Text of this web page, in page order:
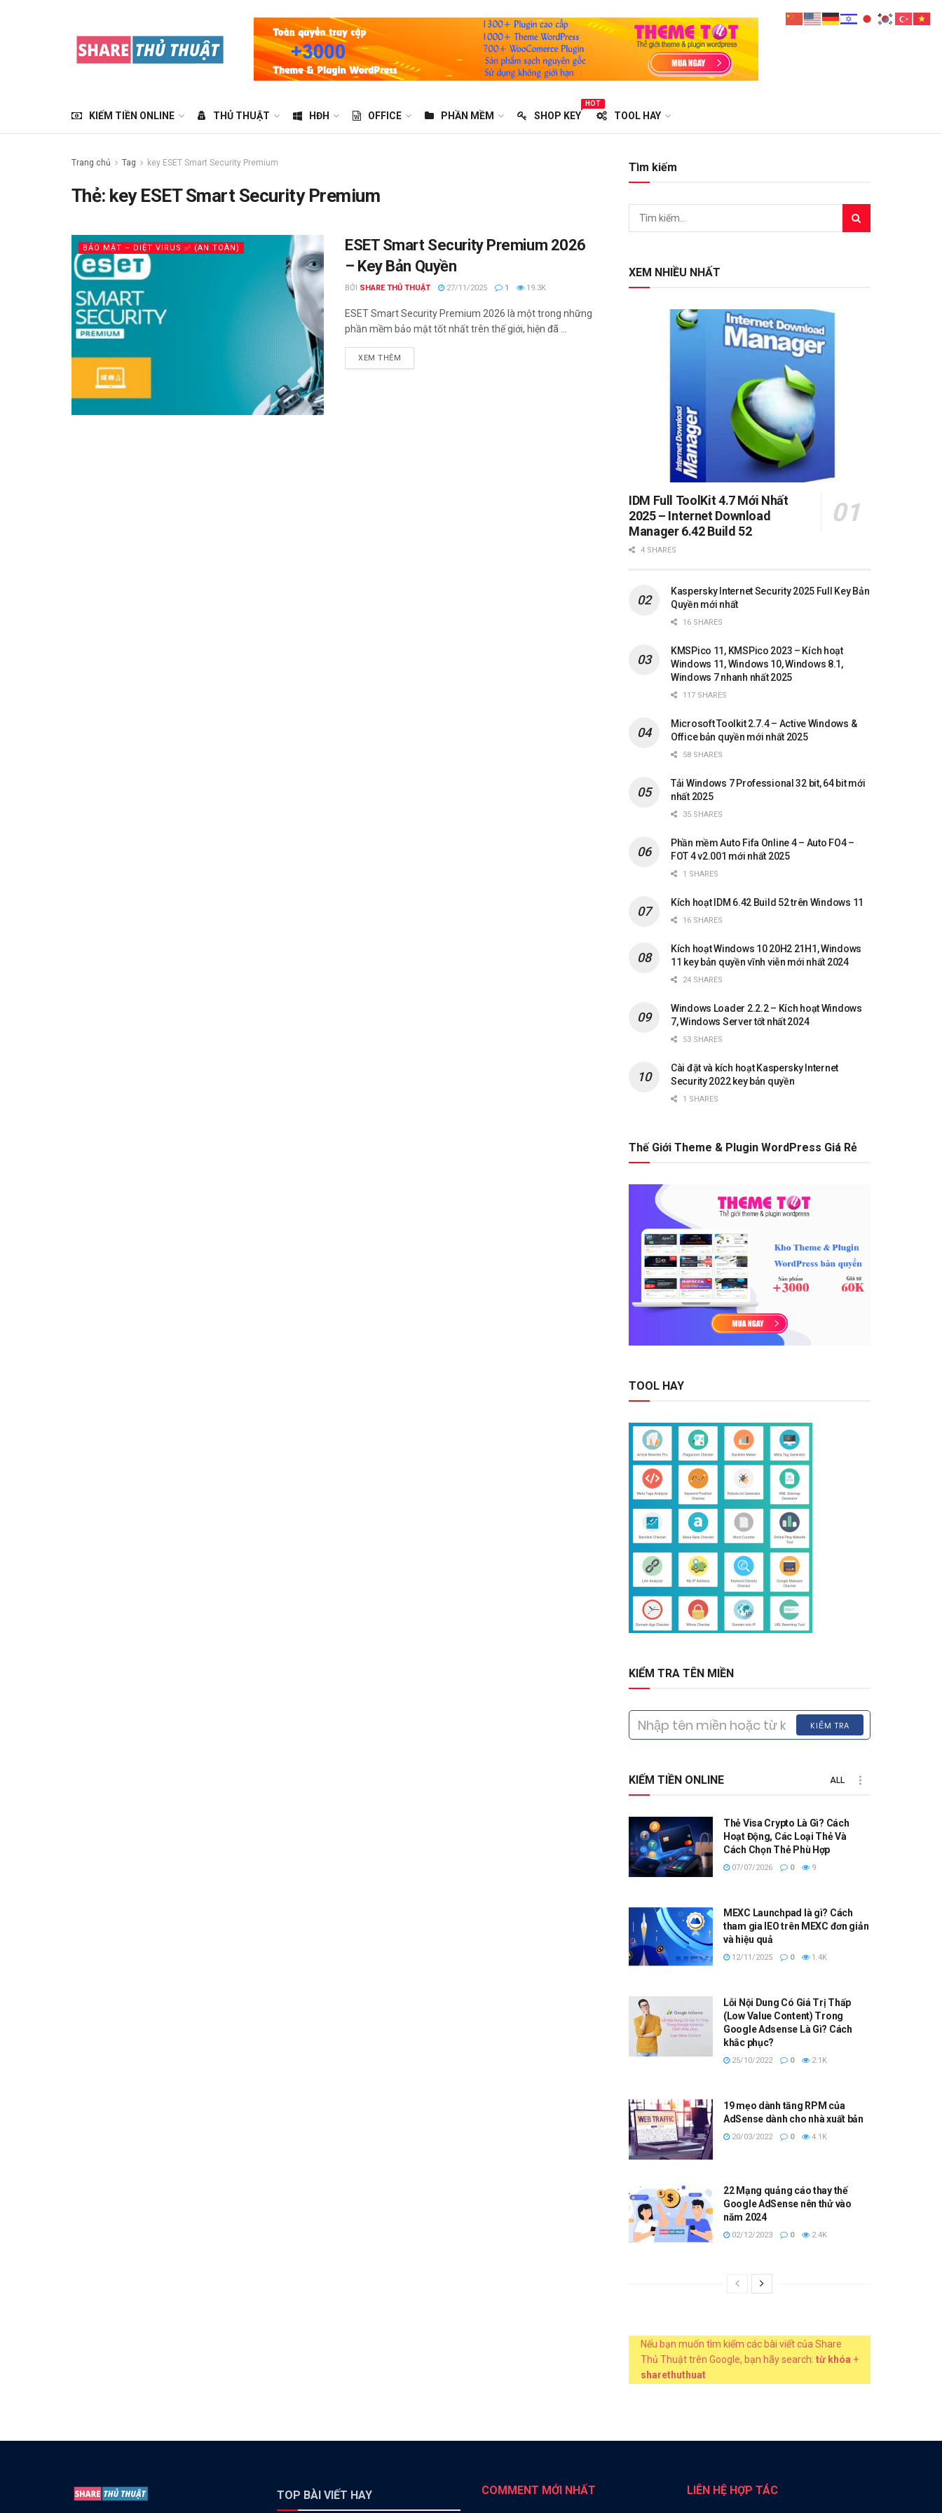
KIẾM TIỀN ONLINE THỦ THUẬT HĐH OFFICE PHẦN MỀM SHOP KEY
HOT
TOOL HAY
Trang chủ Tag key ESET Smart Security Premium
Thẻ: key ESET Smart Security Premium
BẢO MẬT – DIỆT VIRUS ✅ (AN TOÀN)
ESET Smart Security Premium 2026
– Key Bản Quyền
BỞI SHARE THỦ THUẬT 27/11/2025 1 19.3K
ESET Smart Security Premium 2026 là một trong những
phần mềm bảo mật tốt nhất trên thế giới, hiện đã ...
XEM THÊM
Tìm kiếm
XEM NHIỀU NHẤT
IDM Full ToolKit 4.7 Mới Nhất
2025 – Internet Download
Manager 6.42 Build 52
4 SHARES
Kaspersky Internet Security 2025 Full Key Bản
Quyền mới nhất
16 SHARES
KMSPico 11, KMSPico 2023 – Kích hoạt
Windows 11, Windows 10, Windows 8.1,
Windows 7 nhanh nhất 2025
117 SHARES
Microsoft Toolkit 2.7.4 – Active Windows &
Office bản quyền mới nhất 2025
58 SHARES
Tải Windows 7 Professional 32 bit, 64 bit mới
nhất 2025
35 SHARES
Phần mềm Auto Fifa Online 4 – Auto FO4 –
FOT 4 v2.001 mới nhất 2025
1 SHARES
Kích hoạt IDM 6.42 Build 52 trên Windows 11
16 SHARES
Kích hoạt Windows 10 20H2 21H1, Windows
11 key bản quyền vĩnh viễn mới nhất 2024
24 SHARES
Windows Loader 2.2.2 – Kích hoạt Windows
7, Windows Server tốt nhất 2024
53 SHARES
Cài đặt và kích hoạt Kaspersky Internet
Security 2022 key bản quyền
1 SHARES
Thế Giới Theme & Plugin WordPress Giá Rẻ
TOOL HAY
KIỂM TRA TÊN MIỀN
KIỂM TRA
KIẾM TIỀN ONLINE ALL
Thẻ Visa Crypto Là Gì? Cách
Hoạt Động, Các Loại Thẻ Và
Cách Chọn Thẻ Phù Hợp
07/07/2026 0 9
MEXC Launchpad là gì? Cách
tham gia IEO trên MEXC đơn giản
và hiệu quả
12/11/2025 0 1.4K
Lỗi Nội Dung Có Giá Trị Thấp
(Low Value Content) Trong
Google Adsense Là Gì? Cách
khắc phục?
25/10/2022 0 2.1K
19 mẹo dành tăng RPM của
AdSense dành cho nhà xuất bản
20/03/2022 0 4.1K
22 Mạng quảng cáo thay thế
Google AdSense nên thử vào
năm 2024
02/12/2023 0 2.4K
Nếu bạn muốn tìm kiếm các bài viết của Share
Thủ Thuật trên Google, bạn hãy search: từ khóa +
sharethuthuat
TOP BÀI VIẾT HAY COMMENT MỚI NHẤT LIÊN HỆ HỢP TÁC